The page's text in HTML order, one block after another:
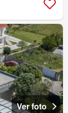
Ver foto